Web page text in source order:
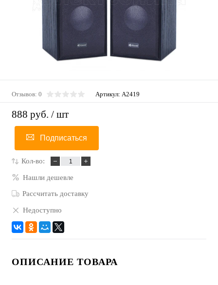
Отзывов: 0 Артикул: A2419
888 руб. / шт
Подписаться
Кол-во:
Нашли дешевле
Рассчитать доставку
Недоступно
ОПИСАНИЕ ТОВАРА